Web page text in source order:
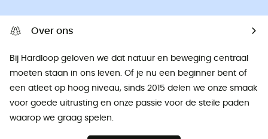
Over ons
Bij Hardloop geloven we dat natuur en beweging centraal
moeten staan ​​in ons leven. Of je nu een beginner bent of
een atleet op hoog niveau, sinds 2015 delen we onze smaak
voor goede uitrusting en onze passie voor de steile paden
waarop we graag spelen.